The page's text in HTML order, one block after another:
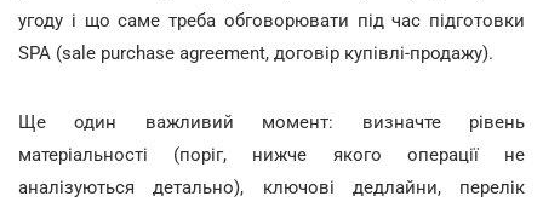
угоду і що саме треба обговорювати під час підготовки
SPA (sale purchase agreement, договір купівлі-продажу).
Ще один важливий момент: визначте рівень
матеріальності (поріг, нижче якого операції не
аналізуються детально), ключові дедлайни, перелік